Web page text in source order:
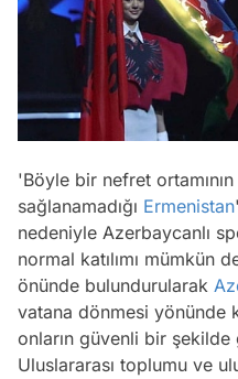
'Böyle bir nefret
sağlanamadığı Ermenistan
nedeniyle Azerbaycanlı
normal katılımı mümkün
önünde bulundurularak
vatana dönmesi yönünde
onların güvenli bir şekilde
Uluslararası toplumu ve